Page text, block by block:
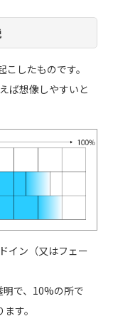
したものです。
ば想像しやすいと
イン（又はフェー
で、10%の所で
す。